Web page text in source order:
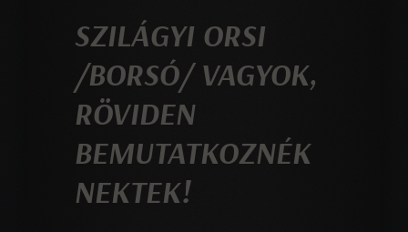
SZILÁGYI ORSI
/BORSÓ/ VAGYOK,
RÖVIDEN
BEMUTATKOZNÉK
NEKTEK!